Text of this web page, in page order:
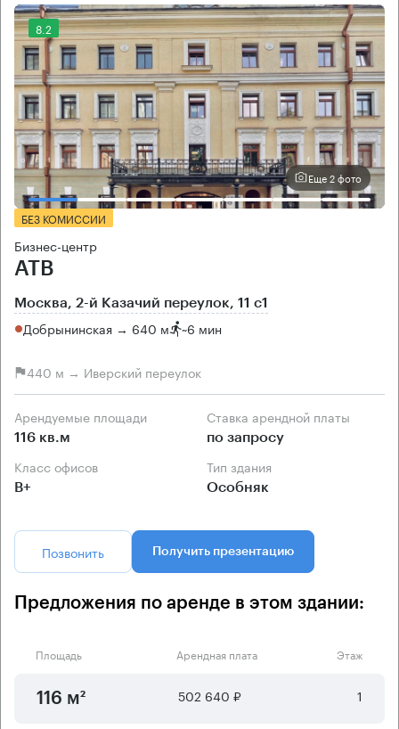
8.2
Еще 2 фото
БЕЗ КОМИССИИ
Бизнес-центр
АТВ
Москва, 2-й Казачий переулок, 11 с1
Добрынинская → 640 м ~6 мин
440 м → Иверский переулок
Арендуемые площади
116 кв.м
Ставка арендной платы
по запросу
Класс офисов
B+
Тип здания
Особняк
Позвонить Получить презентацию
Предложения по аренде в этом здании:
Площадь Арендная плата Этаж
116 м² 502 640 ₽ 1